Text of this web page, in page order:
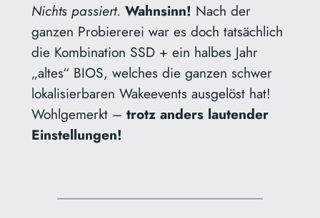
Nichts passiert. Wahnsinn! Nach der
ganzen Probiererei war es doch tatsächlich
die Kombination SSD + ein halbes Jahr
„altes“ BIOS, welches die ganzen schwer
lokalisierbaren Wakeevents ausgelöst hat!
Wohlgemerkt – trotz anders lautender
Einstellungen!